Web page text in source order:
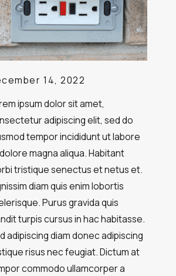
14, 2022
ipsum dolor sit amet,
adipiscing elit, sed do
tempor incididunt ut labore
magna aliqua. Habitant
tristique senectus et netus et.
diam quis enim lobortis
Purus gravida quis
turpis cursus in hac habitasse.
adipiscing diam donec adipiscing
risus nec feugiat. Dictum at
commodo ullamcorper a